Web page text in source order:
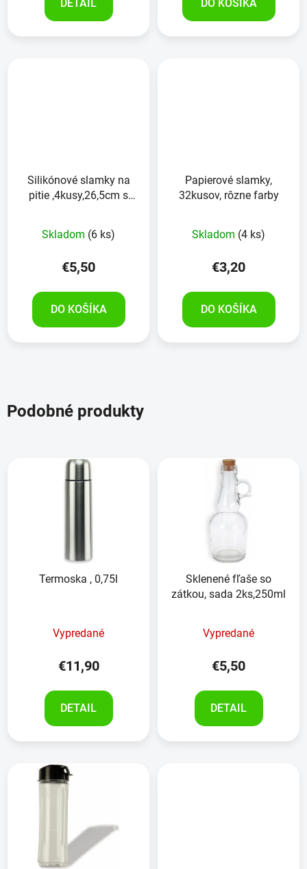
DETAIL DO KOŠÍKA
Silikónové slamky na
pitie ,4kusy,26,5cm s
Skladom (6 ks)
€5,50
DO KOŠÍKA
Papierové slamky,
32kusov, rôzne farby
Skladom (4 ks)
€3,20
DO KOŠÍKA
Podobné produkty
Termoska , 0,75l
Vypredané
€11,90
DETAIL
Sklenené fľaše so
zátkou, sada 2ks,250ml
Vypredané
€5,50
DETAIL